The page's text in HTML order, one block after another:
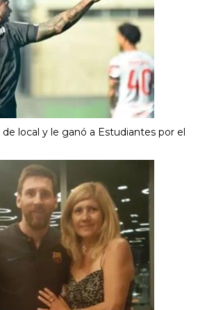
local y le ganó a Estudiantes por el